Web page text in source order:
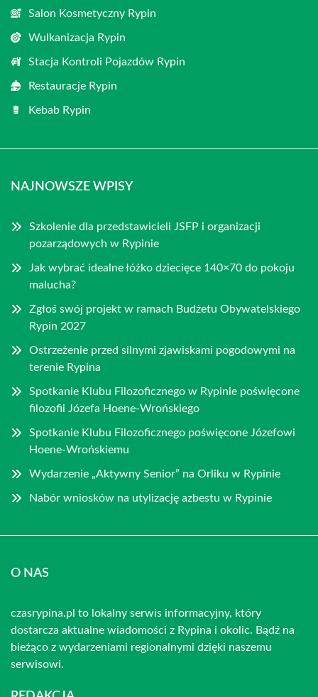
Salon Kosmetyczny Rypin
Wulkanizacja Rypin
Stacja Kontroli Pojazdów Rypin
Restauracje Rypin
Kebab Rypin
NAJNOWSZE WPISY
Szkolenie dla przedstawicieli JSFP i organizacji
pozarządowych w Rypinie
Jak wybrać idealne łóżko dziecięce 140×70 do pokoju
malucha?
Zgłoś swój projekt w ramach Budżetu Obywatelskiego
Rypin 2027
Ostrzeżenie przed silnymi zjawiskami pogodowymi na
terenie Rypina
Spotkanie Klubu Filozoficznego w Rypinie poświęcone
filozofii Józefa Hoene-Wrońskiego
Spotkanie Klubu Filozoficznego poświęcone Józefowi
Hoene-Wrońskiemu
Wydarzenie „Aktywny Senior” na Orliku w Rypinie
Nabór wniosków na utylizację azbestu w Rypinie
O NAS
czasrypina.pl to lokalny serwis informacyjny, który
dostarcza aktualne wiadomości z Rypina i okolic. Bądź na
bieżąco z wydarzeniami regionalnymi dzięki naszemu
serwisowi.